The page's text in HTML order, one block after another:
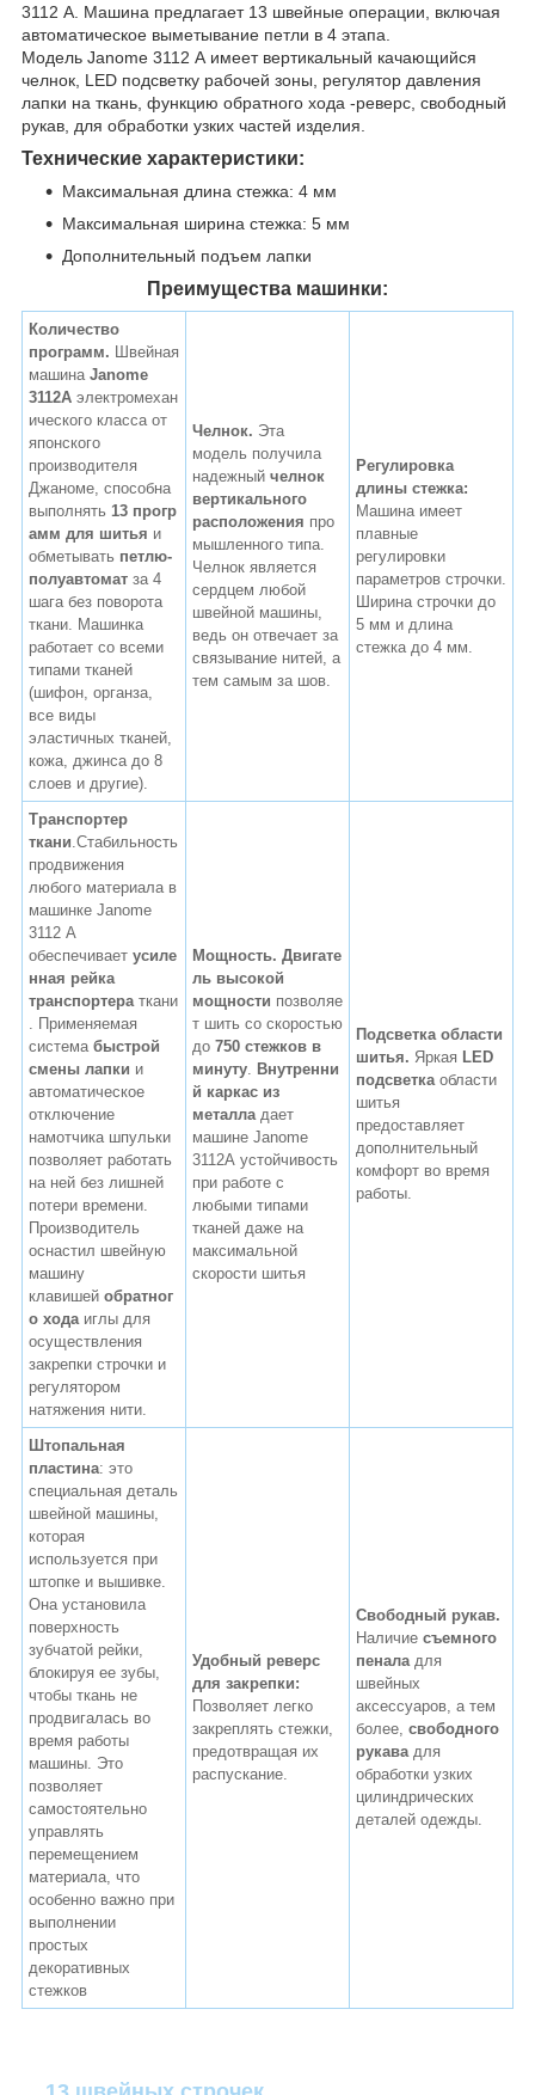
3112 А. Машина предлагает 13 швейные операции, включая
автоматическое выметывание петли в 4 этапа.
Модель Janome 3112 А имеет вертикальный качающийся
челнок, LED подсветку рабочей зоны, регулятор давления
лапки на ткань, функцию обратного хода -реверс, свободный
рукав, для обработки узких частей изделия.
Технические характеристики:
Максимальная длина стежка: 4 мм
Максимальная ширина стежка: 5 мм
Дополнительный подъем лапки
Преимущества машинки:
Количество
программ. Швейная
машина Janome
3112А электромехан
ического класса от
японского
производителя
Джаноме, способна
выполнять 13 прогр
амм для шитья и
обметывать петлю-
полуавтомат за 4
шага без поворота
ткани. Машинка
работает со всеми
типами тканей
(шифон, органза,
все виды
эластичных тканей,
кожа, джинса до 8
слоев и другие).
Челнок. Эта
модель получила
надежный челнок
вертикального
расположения про
мышленного типа.
Челнок является
сердцем любой
швейной машины,
ведь он отвечает за
связывание нитей, а
тем самым за шов.
Регулировка
длины стежка:
Машина имеет
плавные
регулировки
параметров строчки.
Ширина строчки до
5 мм и длина
стежка до 4 мм.
Транспортер
ткани .Стабильность
продвижения
любого материала в
машинке Janome
3112 А
обеспечивает усиле
нная рейка
транспортера ткани
. Применяемая
система быстрой
смены лапки и
автоматическое
отключение
намотчика шпульки
позволяет работать
на ней без лишней
потери времени.
Производитель
оснастил швейную
машину
клавишей обратног
о хода иглы для
осуществления
закрепки строчки и
регулятором
натяжения нити.
Мощность. Двигате
ль высокой
мощности позволяе
т шить со скоростью
до 750 стежков в
минуту
Внутренни
й каркас из
металла дает
машине Janome
3112А устойчивость
при работе с
любыми типами
тканей даже на
максимальной
скорости шитья
Подсветка области
шитья. Яркая LED
подсветка области
шитья
предоставляет
дополнительный
комфорт во время
работы.
Штопальная
пластина: это
специальная деталь
швейной машины,
которая
используется при
штопке и вышивке.
Она установила
поверхность
зубчатой ​​рейки,
блокируя ее зубы,
чтобы ткань не
продвигалась во
время работы
машины. Это
позволяет
самостоятельно
управлять
перемещением
материала, что
особенно важно при
выполнении
простых
декоративных
стежков
Удобный реверс
для закрепки:
Позволяет легко
закреплять стежки,
предотвращая их
распускание.
Свободный рукав.
Наличие съемного
пенала для
швейных
аксессуаров, а тем
более, свободного
рукава для
обработки узких
цилиндрических
деталей одежды.